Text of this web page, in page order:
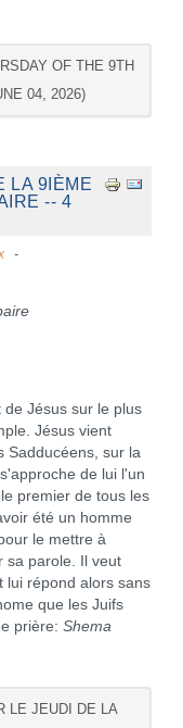
OF THE 9TH
04, 2026)
LA 9IÈME
-- 4
Jésus sur le plus
Jésus vient
Sadducéens, sur la
de lui l'un
premier de tous les
été un homme
le mettre à
sa parole. Il veut
lui répond alors sans
que les Juifs
prière: Shema
LE JEUDI DE LA